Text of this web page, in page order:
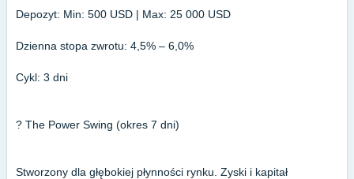
Depozyt: Min: 500 USD | Max: 25 000 USD
Dzienna stopa zwrotu: 4,5% – 6,0%
Cykl: 3 dni
? The Power Swing (okres 7 dni)
Stworzony dla głębokiej płynności rynku. Zyski i kapitał